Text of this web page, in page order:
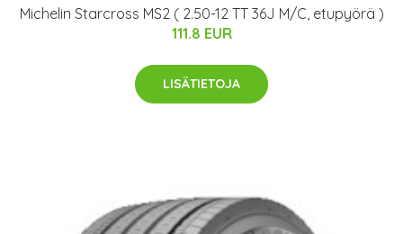
Michelin Starcross MS2 ( 2.50-12 TT 36J M/C, etupyörä )
111.8 EUR
LISÄTIETOJA